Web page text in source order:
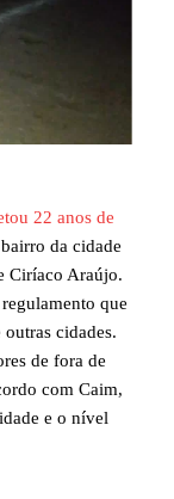
22 anos de
da cidade
Ciríaco Araújo.
que
cidades.
de fora de
com Caim,
e o nível